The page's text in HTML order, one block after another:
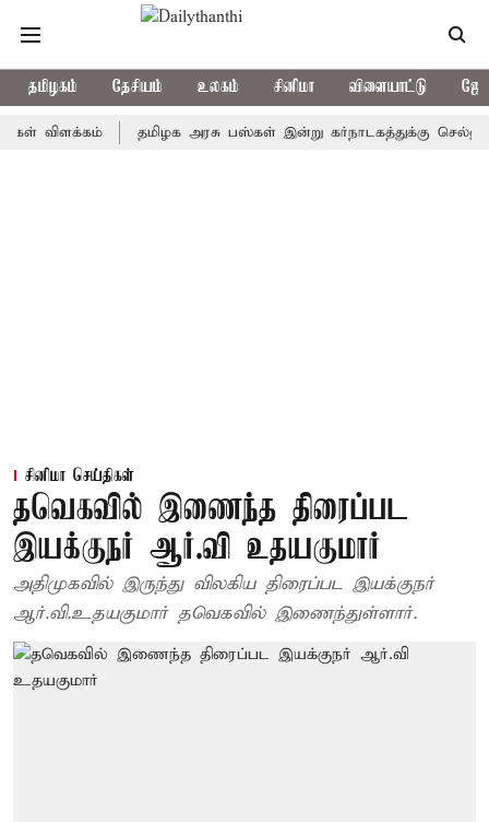
தமிழகம் தேசியம் உலகம் சினிமா விளையாட்டு
தமிழக அரசு பஸ்கள் இன்று கர்நாடகத்துக்கு செல்லுமா?
சினிமா செய்திகள்
தவெகவில் இணைந்த திரைப்பட
இயக்குநர் ஆர்.வி உதயகுமார்
அதிமுகவில் இருந்து விலகிய திரைப்பட இயக்குநர்
ஆர்.வி.உதயகுமார் தவெகவில் இணைந்துள்ளார்.